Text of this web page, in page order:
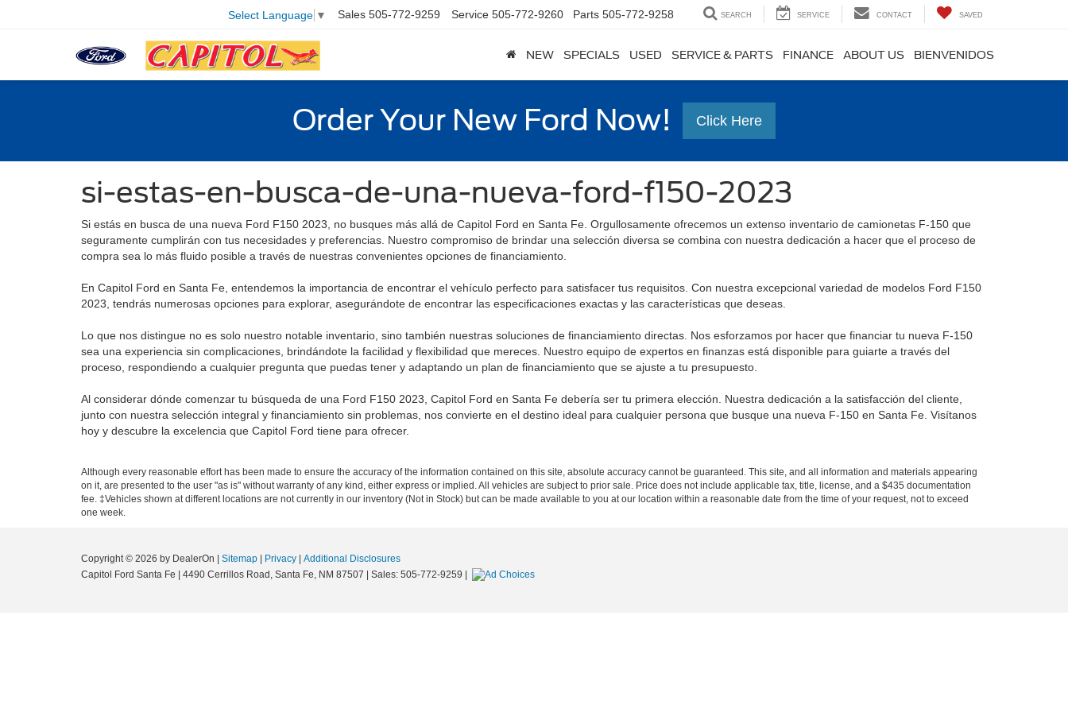
Select Language ▼ Sales 505-772-9259 Service 505-772-9260 Parts 505-772-9258 SEARCH SERVICE CONTACT SAVED
NEW SPECIALS USED SERVICE & PARTS FINANCE ABOUT US BIENVENIDOS
Order Your New Ford Now! Click Here
si-estas-en-busca-de-una-nueva-ford-f150-2023
Si estás en busca de una nueva Ford F150 2023, no busques más allá de Capitol Ford en Santa Fe. Orgullosamente ofrecemos un extenso inventario de camionetas F-150 que
seguramente cumplirán con tus necesidades y preferencias. Nuestro compromiso de brindar una selección diversa se combina con nuestra dedicación a hacer que el proceso de
compra sea lo más fluido posible a través de nuestras convenientes opciones de financiamiento.
En Capitol Ford en Santa Fe, entendemos la importancia de encontrar el vehículo perfecto para satisfacer tus requisitos. Con nuestra excepcional variedad de modelos Ford F150
2023, tendrás numerosas opciones para explorar, asegurándote de encontrar las especificaciones exactas y las características que deseas.
Lo que nos distingue no es solo nuestro notable inventario, sino también nuestras soluciones de financiamiento directas. Nos esforzamos por hacer que financiar tu nueva F-150
sea una experiencia sin complicaciones, brindándote la facilidad y flexibilidad que mereces. Nuestro equipo de expertos en finanzas está disponible para guiarte a través del
proceso, respondiendo a cualquier pregunta que puedas tener y adaptando un plan de financiamiento que se ajuste a tu presupuesto.
Al considerar dónde comenzar tu búsqueda de una Ford F150 2023, Capitol Ford en Santa Fe debería ser tu primera elección. Nuestra dedicación a la satisfacción del cliente,
junto con nuestra selección integral y financiamiento sin problemas, nos convierte en el destino ideal para cualquier persona que busque una nueva F-150 en Santa Fe. Visítanos
hoy y descubre la excelencia que Capitol Ford tiene para ofrecer.
Although every reasonable effort has been made to ensure the accuracy of the information contained on this site, absolute accuracy cannot be guaranteed. This site, and all information and materials appearing
on it, are presented to the user "as is" without warranty of any kind, either express or implied. All vehicles are subject to prior sale. Price does not include applicable tax, title, license, and a $435 documentation
fee. ‡Vehicles shown at different locations are not currently in our inventory (Not in Stock) but can be made available to you at our location within a reasonable date from the time of your request, not to exceed
one week.
Copyright © 2026 by DealerOn Sitemap Privacy
Additional Disclosures
Capitol Ford Santa Fe
4490 Cerrillos Road, Santa Fe, NM 87507 | Sales: 505-772-9259